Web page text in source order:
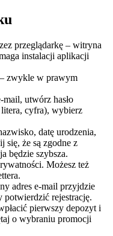
przeglądarkę – witryna
instalacji aplikacji
zwykle w prawym
utwórz hasło
cyfra), wybierz
datę urodzenia,
się, że są zgodne z
będzie szybsza.
Możesz też
adres e-mail przyjdzie
rejestrację.
pierwszy depozyt i
o wybraniu promocji